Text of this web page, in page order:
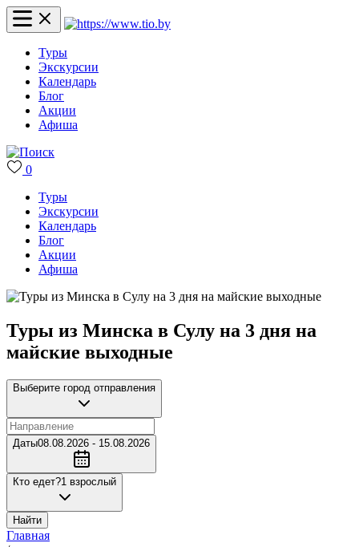
Туры
Экскурсии
Календарь
Блог
Акции
Афиша
0
Туры
Экскурсии
Календарь
Блог
Акции
Афиша
Туры из Минска в Сулу на 3 дня на
майские выходные
Выберите город отправления
Даты08.08.2026 - 15.08.2026
Кто едет?1 взрослый
Найти
Главная